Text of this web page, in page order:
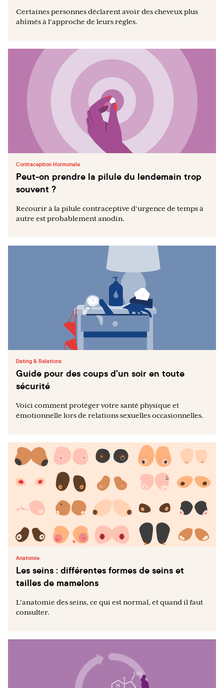
Certaines personnes déclarent avoir des cheveux plus
abîmés à l'approche de leurs règles.
Contraception Hormonale
Peut-on prendre la pilule du lendemain trop
souvent ?
Recourir à la pilule contraceptive d'urgence de temps à
autre est probablement anodin.
Dating & Relations
Guide pour des coups d'un soir en toute
sécurité
Voici comment protéger votre santé physique et
émotionnelle lors de relations sexuelles occasionnelles.
Anatomie
Les seins : différentes formes de seins et
tailles de mamelons
L'anatomie des seins, ce qui est normal, et quand il faut
consulter.